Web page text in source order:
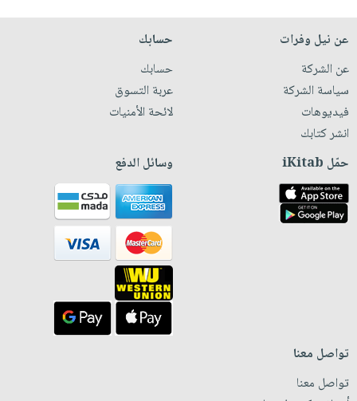
عن نيل وفرات
عن الشركة
سياسة الشركة
فيديوهات
انشر كتابك
حسابك
حسابك
عربة التسوق
لائحة الأمنيات
حمّل iKitab وسائل الدفع
تواصل معنا
تواصل معنا